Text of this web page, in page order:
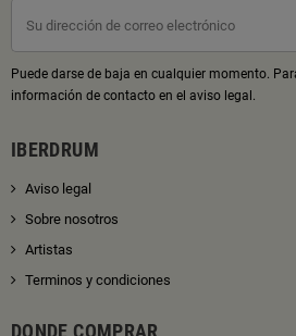
Puede darse de baja en cualquier momento.
información de contacto en el aviso legal.
IBERDRUM
Aviso legal
Sobre nosotros
Artistas
Terminos y condiciones
DONDE COMPRAR